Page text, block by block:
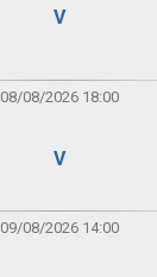
V
08/08/2026 18:00
V
09/08/2026 14:00